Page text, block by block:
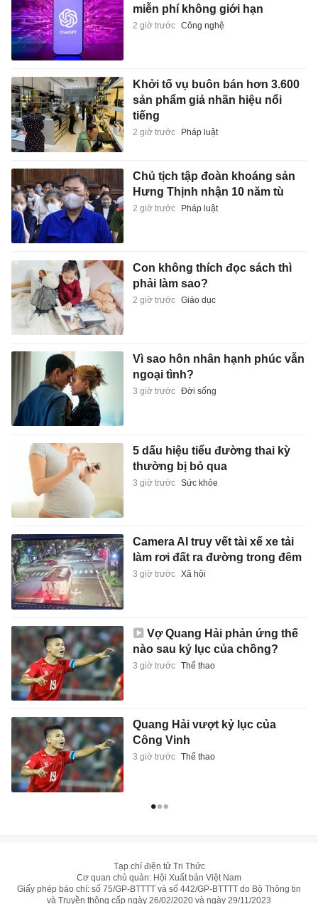
miễn phí không giới hạn
2 giờ trước Công nghệ
Khởi tố vụ buôn bán hơn 3.600
sản phẩm giả nhãn hiệu nổi
tiếng
2 giờ trước Pháp luật
Chủ tịch tập đoàn khoáng sản
Hưng Thịnh nhận 10 năm tù
2 giờ trước Pháp luật
Con không thích đọc sách thì
phải làm sao?
2 giờ trước Giáo dục
Vì sao hôn nhân hạnh phúc vẫn
ngoại tình?
3 giờ trước Đời sống
5 dấu hiệu tiểu đường thai kỳ
thường bị bỏ qua
3 giờ trước Sức khỏe
Camera AI truy vết tài xế xe tải
làm rơi đất ra đường trong đêm
3 giờ trước Xã hội
Vợ Quang Hải phản ứng thế
nào sau kỷ lục của chồng?
3 giờ trước Thể thao
Quang Hải vượt kỷ lục của
Công Vinh
3 giờ trước Thể thao
Tạp chí điện tử Tri Thức
Cơ quan chủ quản: Hội Xuất bản Việt Nam
Giấy phép báo chí: số 75/GP-BTTTT và số 442/GP-BTTTT do Bộ Thông tin
và Truyền thông cấp ngày 26/02/2020 và ngày 29/11/2023